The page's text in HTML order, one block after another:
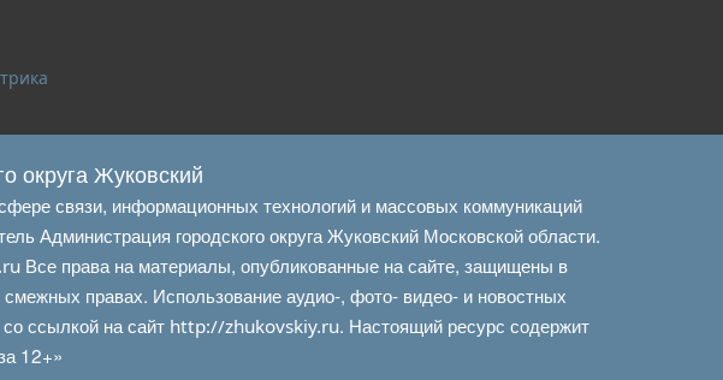
округа Жуковский
связи, информационных технологий и массовых коммуникаций
Администрация городского округа Жуковский Московской области.
Все права на материалы, опубликованные на сайте, защищены в
правах. Использование аудио-, фото- видео- и новостных
ссылкой на сайт http://zhukovskiy.ru. Настоящий ресурс содержит
12+»